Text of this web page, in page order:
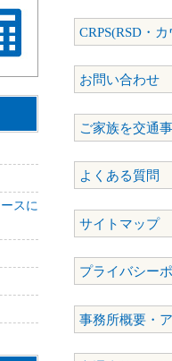
CRPS(RSD・
お問い合わせ
ご家族を交通
よくある質問
サイトマップ
プライバシー
事務所概要・
スに